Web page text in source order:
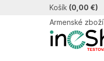
Košík (0,00 €)
Armenské zboží